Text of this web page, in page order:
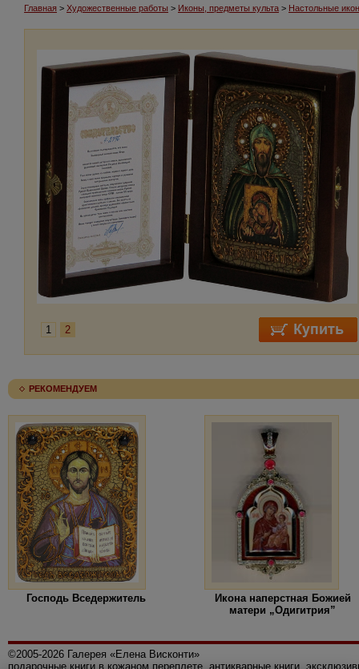
Главная > Художественные работы > Иконы, предметы культа > Настольные
1 2
РЕКОМЕНДУЕМ
Господь Вседержитель
Икона наперстная Божией
матери „Одигитрия”
©2005-2026 Галерея «Елена Висконти»
подарочные книги в кожаном переплете, антикварные книги,